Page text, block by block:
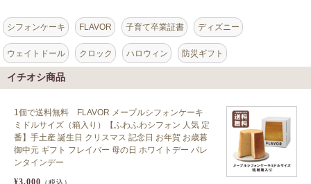
シフォンケーキ FLAVOR 子育て卒業証書 ディズニー
ウェイトドール クロック ハロウィン 防災ギフト
イチオシ商品
1個で送料無料 FLAVOR メープルシフォンケーキ
ミドルサイズ（箱入り）【ふわふわシフォン 人気 定
番】手土産 誕生日 クリスマス 記念日 お年賀 お歳暮
御中元 ギフト フレイバー 母の日 ホワイトデー バレ
ンタインデー
¥3,000 （税込）